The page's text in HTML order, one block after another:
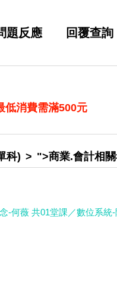
題反應 回覆查詢
低消費需滿500元
科) ">商業.會計相
-何薇 共01堂課／數位系